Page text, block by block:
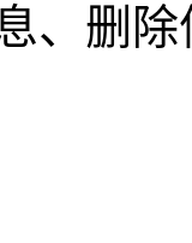
、删